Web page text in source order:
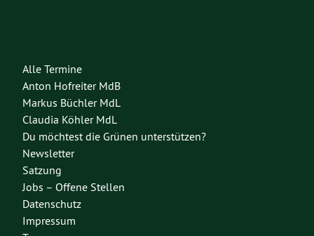
Alle Termine
Anton Hofreiter MdB
Markus Büchler MdL
Claudia Köhler MdL
Du möchtest die Grünen unterstützen?
Newsletter
Satzung
Jobs – Offene Stellen
Datenschutz
Impressum